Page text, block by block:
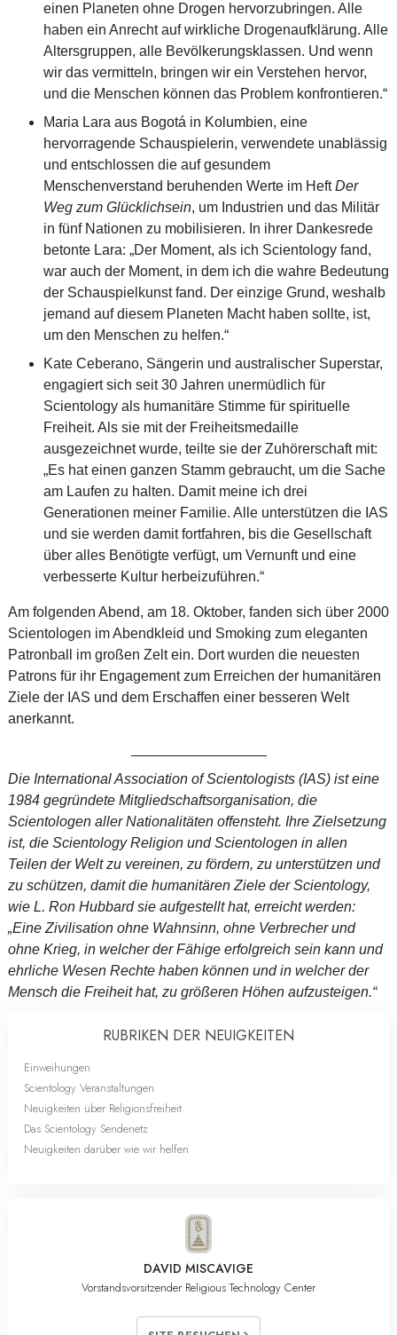
einen Planeten ohne Drogen hervorzubringen. Alle
haben ein Anrecht auf wirkliche Drogenaufklärung. Alle
Altersgruppen, alle Bevölkerungsklassen. Und wenn
wir das vermitteln, bringen wir ein Verstehen hervor,
und die Menschen können das Problem konfrontieren.“
Maria Lara aus Bogotá in Kolumbien, eine
hervorragende Schauspielerin, verwendete unablässig
und entschlossen die auf gesundem
Menschenverstand beruhenden Werte im HeftDer
Weg zum Glücklichsein, um Industrien und das Militär
in fünf Nationen zu mobilisieren. In ihrer Dankesrede
betonte Lara: „Der Moment, als ich Scientology fand,
war auch der Moment, in dem ich die wahre Bedeutung
der Schauspielkunst fand. Der einzige Grund, weshalb
jemand auf diesem Planeten Macht haben sollte, ist,
um den Menschen zu helfen.“
Kate Ceberano, Sängerin und australischer Superstar,
engagiert sich seit 30 Jahren unermüdlich für
Scientology als humanitäre Stimme für spirituelle
Freiheit. Als sie mit der Freiheitsmedaille
ausgezeichnet wurde, teilte sie der Zuhörerschaft mit:
„Es hat einen ganzen Stamm gebraucht, um die Sache
am Laufen zu halten. Damit meine ich drei
Generationen meiner Familie. Alle unterstützen die IAS
und sie werden damit fortfahren, bis die Gesellschaft
über alles Benötigte verfügt, um Vernunft und eine
verbesserte Kultur herbeizuführen.“
Am folgenden Abend, am 18. Oktober, fanden sich über 2000
Scientologen im Abendkleid und Smoking zum eleganten
Patronball im großen Zelt ein. Dort wurden die neuesten
Patrons für ihr Engagement zum Erreichen der humanitären
Ziele der IAS und dem Erschaffen einer besseren Welt
anerkannt.
Die International Association of Scientologists (IAS) ist eine
1984 gegründete Mitgliedschaftsorganisation, die
Scientologen aller Nationalitäten offensteht. Ihre Zielsetzung
ist, die Scientology Religion und Scientologen in allen
Teilen der Welt zu vereinen, zu fördern, zu unterstützen und
zu schützen, damit die humanitären Ziele der Scientology,
wie L. Ron Hubbard sie aufgestellt hat, erreicht werden:
„Eine Zivilisation ohne Wahnsinn, ohne Verbrecher und
ohne Krieg, in welcher der Fähige erfolgreich sein kann und
ehrliche Wesen Rechte haben können und in welcher der
Mensch die Freiheit hat, zu größeren Höhen aufzusteigen.“
RUBRIKEN DER NEUIGKEITEN
Einweihungen
Scientology Veranstaltungen
Neuigkeiten über Religionsfreiheit
Das Scientology Sendenetz
Neuigkeiten darüber wie wir helfen
DAVID MISCAVIGE
Vorstandsvorsitzender Religious Technology Center